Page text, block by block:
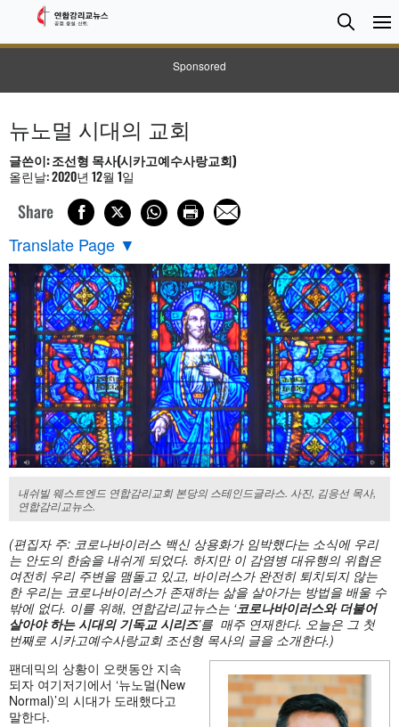
Sponsored
검
색
Search
뉴노멀 시대의 교회
글쓴이: 조선형 목사(시카고예수사랑교회)
올린날: 2020년 12월 1일
Share
Translate Page ▼
내쉬빌 웨스트엔드 연합감리교회 본당의 스테인드글라스. 사진, 김응선 목사,
연합감리교뉴스.
(편집자 주: 코로나바이러스 백신 상용화가 임박했다는 소식에우리
는 안도의 한숨을 내쉬게 되었다. 하지만 이 감염병 대유행의 위협은
여전히 우리 주변을 맴돌고 있고, 바이러스가 완전히 퇴치되지 않는
한 우리는 코로나바이러스가 존재하는 삶을 살아가는 방법을 배울 수
밖에 없다. 이를 위해, 연합감리교뉴스는 ‘코로나바이러스와 더불어
살아야 하는 시대의 기독교 시리즈’를 매주 연재한다. 오늘은 그 첫
번째로 시카고예수사랑교회 조선형 목사의 글을 소개한다.)
팬데믹의 상황이 오랫동안 지속
되자 여기저기에서 ‘뉴노멀(New
Normal)’의 시대가 도래했다고
말한다.